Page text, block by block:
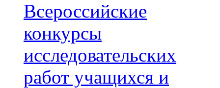
Всероссийские
конкурсы
исследовательских
работ учащихся и